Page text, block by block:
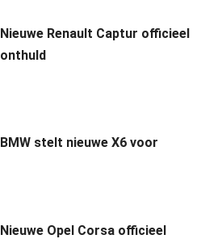
Nieuwe Renault Captur officieel
onthuld
BMW stelt nieuwe X6 voor
Nieuwe Opel Corsa officieel